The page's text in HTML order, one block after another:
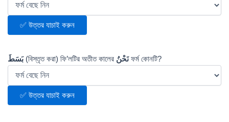
✅ উত্তর যাচাই করুন
بَسَطَ(বিস্তৃত করা) ফি’লটির অতীত কালের نَحْنُফর্ম কোনটি?
✅ উত্তর যাচাই করুন